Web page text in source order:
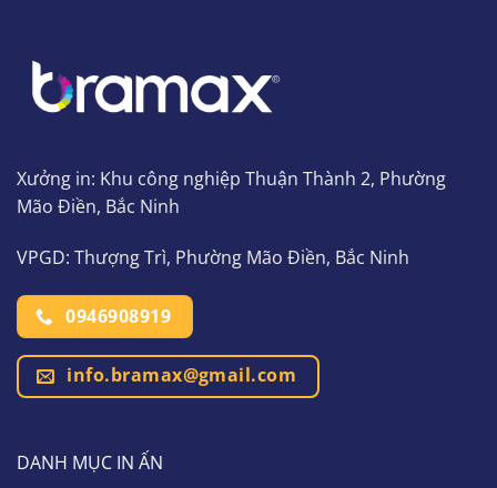
Xưởng in: Khu công nghiệp Thuận Thành 2, Phường
Mão Điền, Bắc Ninh
VPGD: Thượng Trì, Phường Mão Điền, Bắc Ninh
0946908919
info.bramax@gmail.com
DANH MỤC IN ẤN